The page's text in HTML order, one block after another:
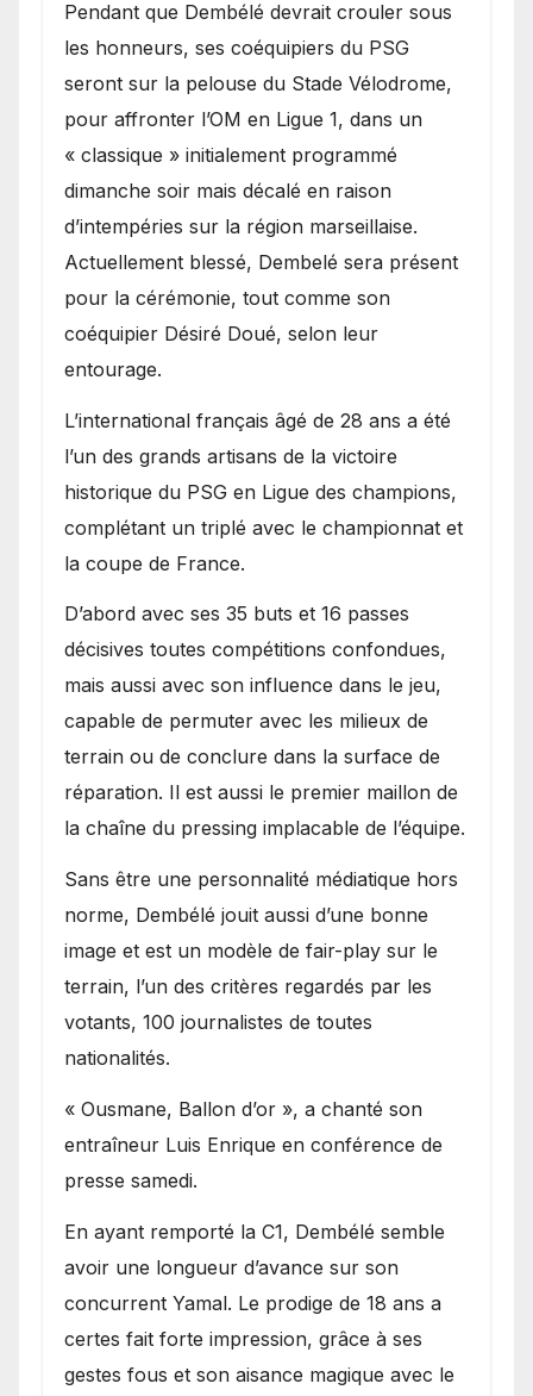
Pendant que Dembélé devrait crouler sous
les honneurs, ses coéquipiers du PSG
seront sur la pelouse du Stade Vélodrome,
pour affronter l’OM en Ligue 1, dans un
« classique » initialement programmé
dimanche soir mais décalé en raison
d’intempéries sur la région marseillaise.
Actuellement blessé, Dembelé sera présent
pour la cérémonie, tout comme son
coéquipier Désiré Doué, selon leur
entourage.
L’international français âgé de 28 ans a été
l’un des grands artisans de la victoire
historique du PSG en Ligue des champions,
complétant un triplé avec le championnat et
la coupe de France.
D’abord avec ses 35 buts et 16 passes
décisives toutes compétitions confondues,
mais aussi avec son influence dans le jeu,
capable de permuter avec les milieux de
terrain ou de conclure dans la surface de
réparation. Il est aussi le premier maillon de
la chaîne du pressing implacable de l’équipe.
Sans être une personnalité médiatique hors
norme, Dembélé jouit aussi d’une bonne
image et est un modèle de fair-play sur le
terrain, l’un des critères regardés par les
votants, 100 journalistes de toutes
nationalités.
« Ousmane, Ballon d’or », a chanté son
entraîneur Luis Enrique en conférence de
presse samedi.
En ayant remporté la C1, Dembélé semble
avoir une longueur d’avance sur son
concurrent Yamal. Le prodige de 18 ans a
certes fait forte impression, grâce à ses
gestes fous et son aisance magique avec le